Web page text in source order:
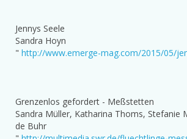
Jennys Seele
Sandra Hoyn
" http://www.emerge-mag.com/2015/05/
Grenzenlos gefordert - Meßstetten
Sandra Müller, Katharina Thoms, Stefanie
de Buhr